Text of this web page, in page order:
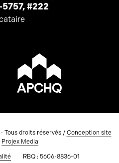
5757, #222
Tous droits réservés / Conception site
Projex Media
RBQ : 5606-8836-01